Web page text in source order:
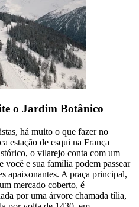
o Jardim Botânico
há muito o que fazer no
estação de esqui na França
o vilarejo conta com um
você e sua família podem passear
apaixonantes. A praça principal,
mercado coberto, é
por uma árvore chamada tília,